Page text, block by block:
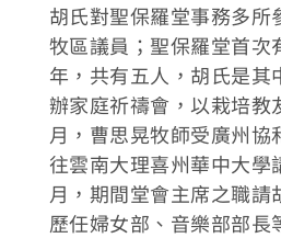
胡氏對聖保羅堂事務多
牧區議員；聖保羅堂首次
年，共有五人，胡氏是其
辦家庭祈禱會，以栽培教
月，曹思晃牧師受廣州協
往雲南大理喜州華中大學
月，期間堂會主席之職請
歷任婦女部、音樂部部長